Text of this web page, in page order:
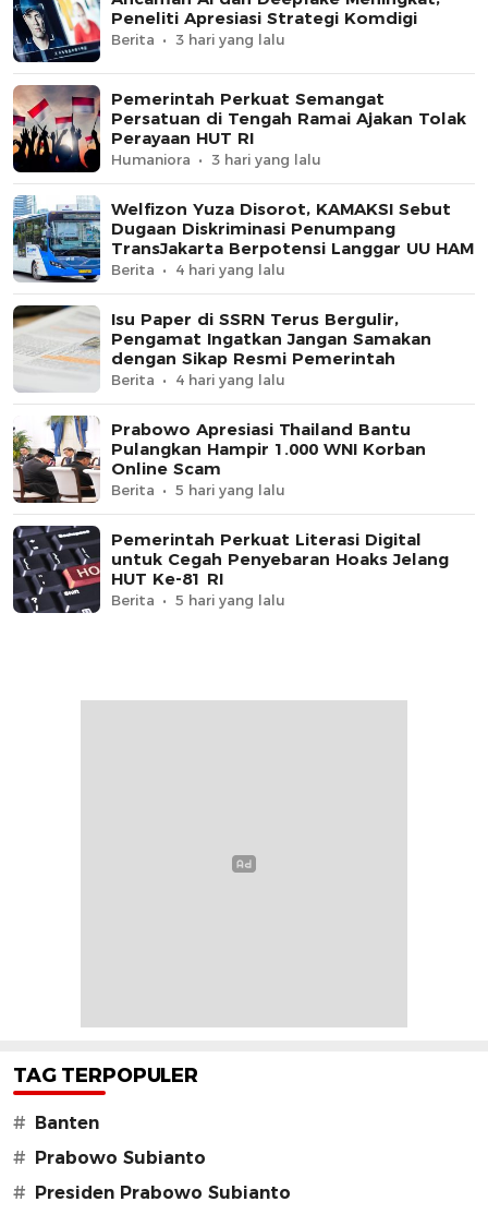
Peneliti Apresiasi Strategi Komdigi
Berita 3 hari yang lalu
Pemerintah Perkuat Semangat
Persatuan di Tengah Ramai Ajakan Tolak
Perayaan HUT RI
Humaniora 3 hari yang lalu
Welfizon Yuza Disorot, KAMAKSI Sebut
Dugaan Diskriminasi Penumpang
TransJakarta Berpotensi Langgar UU HAM
Berita 4 hari yang lalu
Isu Paper di SSRN Terus Bergulir,
Pengamat Ingatkan Jangan Samakan
dengan Sikap Resmi Pemerintah
Berita 4 hari yang lalu
Prabowo Apresiasi Thailand Bantu
Pulangkan Hampir 1.000 WNI Korban
Online Scam
Berita 5 hari yang lalu
Pemerintah Perkuat Literasi Digital
untuk Cegah Penyebaran Hoaks Jelang
HUT Ke-81 RI
Berita 5 hari yang lalu
TAG TERPOPULER
#
Banten
#
Prabowo Subianto
#
Presiden Prabowo Subianto